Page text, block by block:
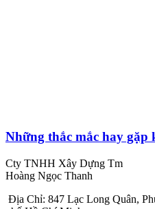
Những thắc mắc hay gặp
Cty TNHH Xây Dựng Tm
Hoàng Ngọc Thanh
Địa Chỉ: 847 Lạc Long Quân,